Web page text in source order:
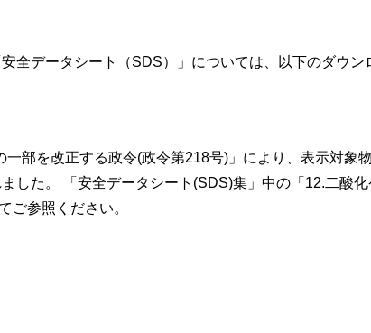
全データシート（SDS）」については、以下のダウ
部を改正する政令(政令第218号)」により、表示対象
した。 「安全データシート(SDS)集」中の「12.二酸
ご参照ください。